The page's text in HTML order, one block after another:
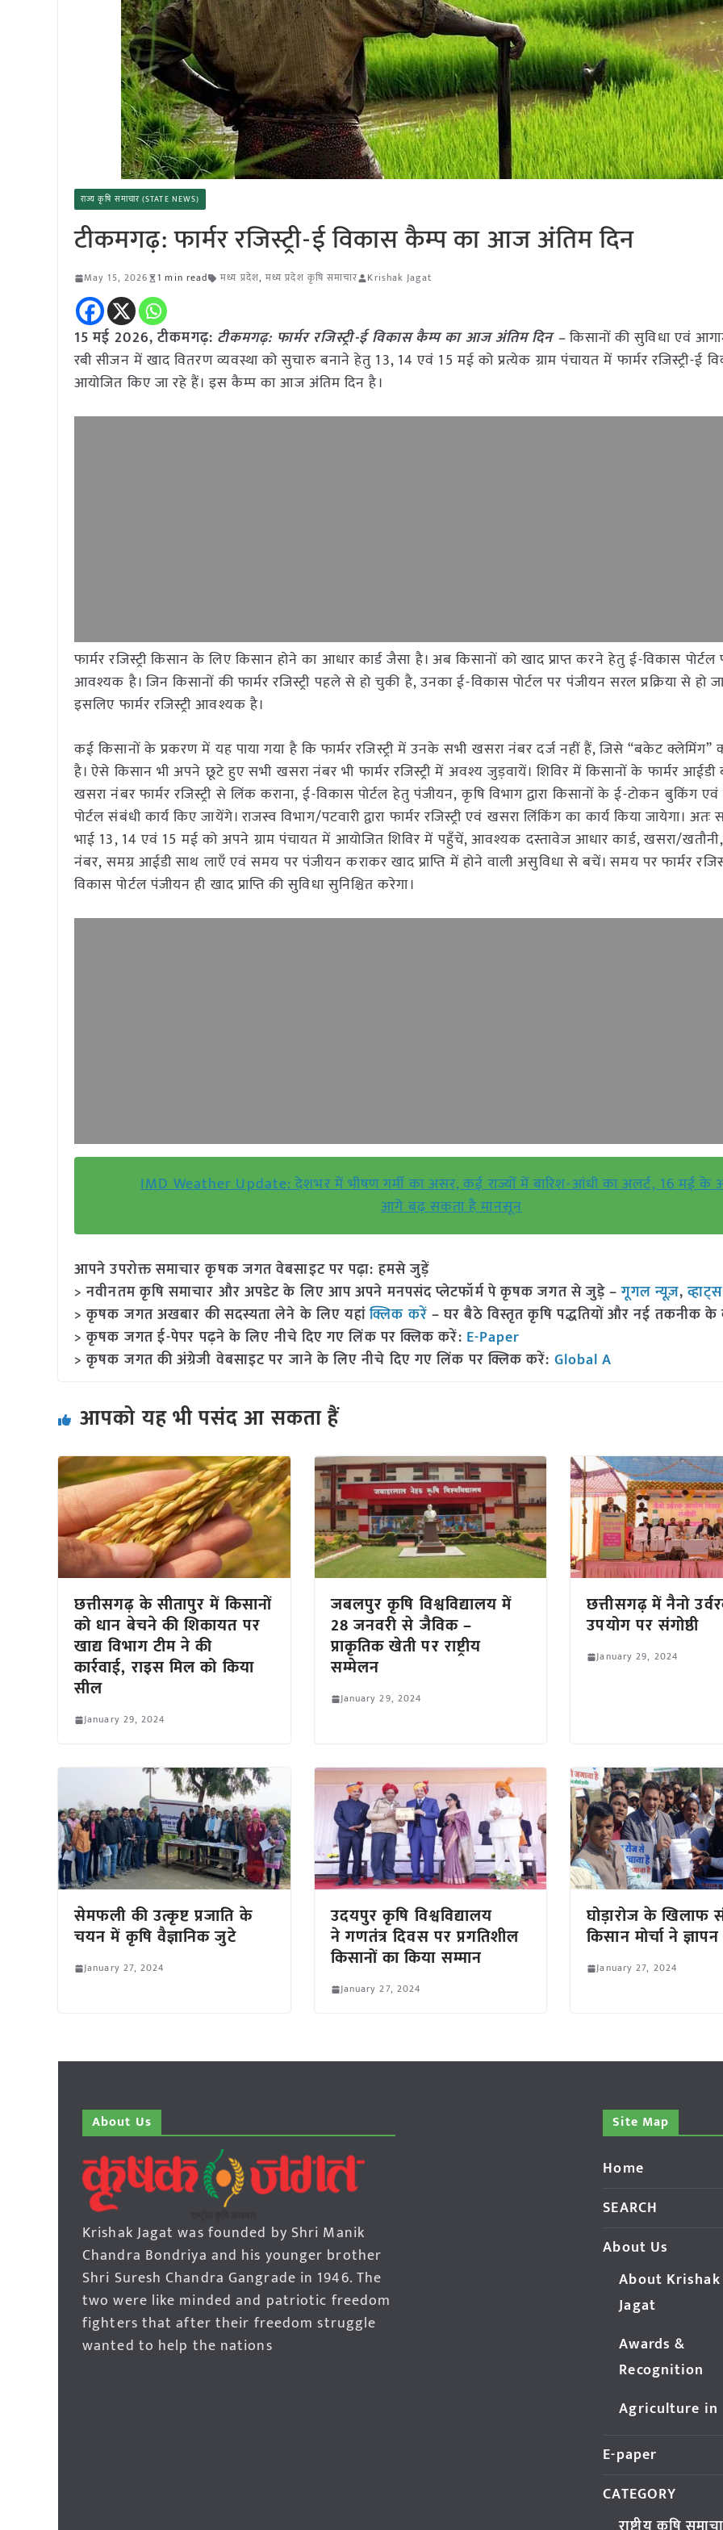
राज्य कृषि समाचार (STATE NEWS)
टीकमगढ़: फार्मर रजिस्ट्री-ई विकास कैम्प का आज अंतिम दिन
May 15, 2026 1 min read मध्य प्रदेश,मध्य प्रदेश कृषि समाचार Krishak Jagat
15 मई 2026, टीकमगढ़: टीकमगढ़: फार्मर रजिस्ट्री-ई विकास कैम्प का आज अंतिम दिन –किसानों की सुविधा एवं
रबी सीजन में खाद वितरण व्यवस्था को सुचारु बनाने हेतु 13, 14 एवं 15 मई को प्रत्येक ग्राम पंचायत में फार्मर रजिस्ट्री-ई
आयोजित किए जा रहे हैं। इस कैम्प का आज अंतिम दिन है।
फार्मर रजिस्ट्री किसान के लिए किसान होने का आधार कार्ड जैसा है। अब किसानों को खाद प्राप्त करने हेतु ई-विकास
आवश्यक है। जिन किसानों की फार्मर रजिस्ट्री पहले से हो चुकी है, उनका ई-विकास पोर्टल पर पंजीयन सरल प्रक्रिया से हो
इसलिए फार्मर रजिस्ट्री आवश्यक है।
कई किसानों के प्रकरण में यह पाया गया है कि फार्मर रजिस्ट्री में उनके सभी खसरा नंबर दर्ज नहीं हैं, जिसे “बकेट क्लेमिंग”
है। ऐसे किसान भी अपने छूटे हुए सभी खसरा नंबर भी फार्मर रजिस्ट्री में अवश्य जुड़वायें। शिविर में किसानों के फार्मर आईडी
खसरा नंबर फार्मर रजिस्ट्री से लिंक कराना, ई-विकास पोर्टल हेतु पंजीयन, कृषि विभाग द्वारा किसानों के ई-टोकन बुकिंग
पोर्टल संबंधी कार्य किए जायेंगे। राजस्व विभाग/पटवारी द्वारा फार्मर रजिस्ट्री एवं खसरा लिंकिंग का कार्य किया जायेगा।
भाई 13, 14 एवं 15 मई को अपने ग्राम पंचायत में आयोजित शिविर में पहुँचें, आवश्यक दस्तावेज आधार कार्ड, खसरा/
नंबर, समग्र आईडी साथ लाएँ एवं समय पर पंजीयन कराकर खाद प्राप्ति में होने वाली असुविधा से बचें। समय पर फार्मर
विकास पोर्टल पंजीयन ही खाद प्राप्ति की सुविधा सुनिश्चित करेगा।
IMD Weather Update: देशभर में भीषण गर्मी का असर, कई राज्यों में बारिश-आंधी का अलर्ट, 16 मई
आगे बढ़ सकता है मानसून
आपने उपरोक्त समाचार कृषक जगत वेबसाइट पर पढ़ा: हमसे जुड़ें
> नवीनतम कृषि समाचार और अपडेट के लिए आप अपने मनपसंद प्लेटफॉर्म पे कृषक जगत से जुड़े –गूगल न्यूज़,
> कृषक जगत अखबार की सदस्यता लेने के लिए यहांक्लिक करें – घर बैठे विस्तृत कृषि पद्धतियों और नई तकनीक के
> कृषक जगत ई-पेपर पढ़ने के लिए नीचे दिए गए लिंक पर क्लिक करें: E-Paper
> कृषक जगत की अंग्रेजी वेबसाइट पर जाने के लिए नीचे दिए गए लिंक पर क्लिक करें: Global A
आपको यह भी पसंद आ सकता हैं
छत्तीसगढ़ के सीतापुर में किसानों
को धान बेचने की शिकायत पर
खाद्य विभाग टीम ने की
कार्रवाई, राइस मिल को किया
सील
January 29, 2024
जबलपुर कृषि विश्वविद्यालय में
28 जनवरी से जैविक –
प्राकृतिक खेती पर राष्ट्रीय
सम्मेलन
January 29, 2024
छत्तीसगढ़ में नैनो
उपयोग पर संगोष्ठी
January 29, 2024
सेमफली की उत्कृष्ट प्रजाति के
चयन में कृषि वैज्ञानिक जुटे
January 27, 2024
उदयपुर कृषि विश्वविद्यालय
ने गणतंत्र दिवस पर प्रगतिशील
किसानों का किया सम्मान
January 27, 2024
घोड़ारोज के खिलाफ
किसान मोर्चा ने
January 27, 2024
About Us
Krishak Jagat was founded by Shri Manik
Chandra Bondriya and his younger brother
Shri Suresh Chandra Gangrade in 1946. The
two were like minded and patriotic freedom
fighters that after their freedom struggle
wanted to help the nations
Site Map
Home
SEARCH
About Us
About Krishak
Jagat
Awards &
Recognition
Agriculture in
E-paper
CATEGORY